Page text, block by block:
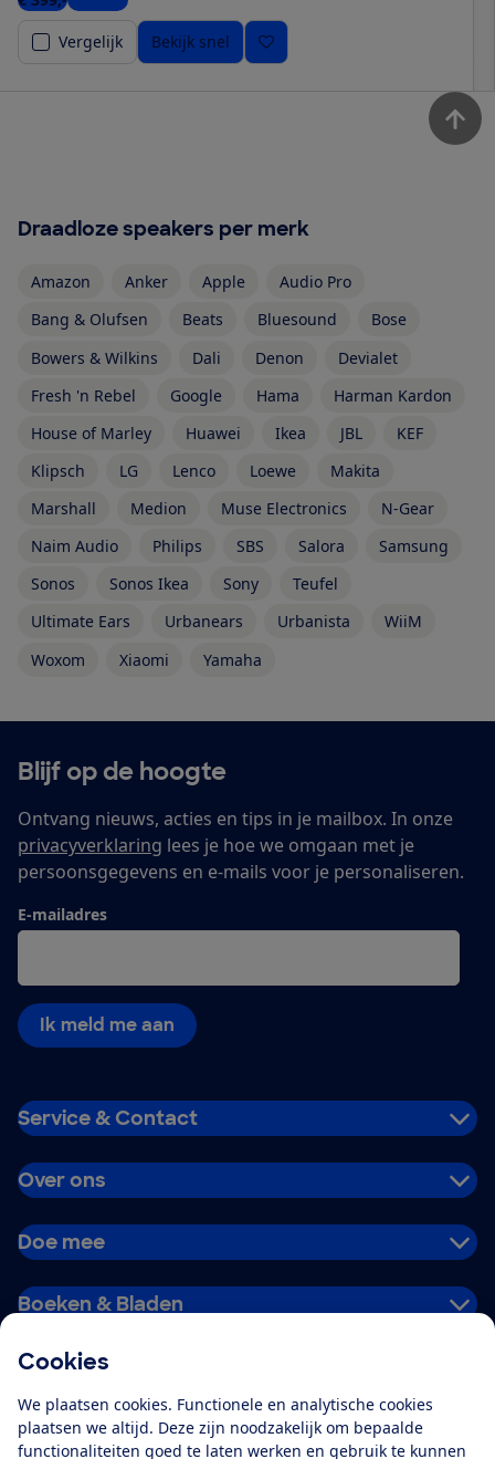
Cookies
We plaatsen cookies. Functionele en analytische cookies
plaatsen we altijd. Deze zijn noodzakelijk om bepaalde
functionaliteiten goed te laten werken en gebruik te kunnen
Vergelijk
Bekijk snel
Draadloze speakers per merk
Amazon Anker Apple
Audio Pro
Bang & Olufsen
Beats Bluesound
Bose
Bowers & Wilkins
Dali Denon
Devialet
Fresh 'n Rebel
Google Hama
Harman Kardon
House of Marley
Huawei Ikea JBL
KEF
Klipsch
LG Lenco Loewe
Makita
Marshall
Medion Muse Electronics
N-Gear
Naim Audio
Philips SBS Salora
Samsung
Sonos
Sonos Ikea Sony
Teufel
Ultimate Ears
Urbanears Urbanista
WiiM
Woxom
Xiaomi Yamaha
Blijf op de hoogte
Ontvang nieuws, acties en tips in je mailbox. In onze
privacyverklaring lees je hoe we omgaan met je
persoonsgegevens en e-mails voor je personaliseren.
E-mailadres
Ik meld me aan
Service & Contact
Over ons
Doe mee
Boeken & Bladen